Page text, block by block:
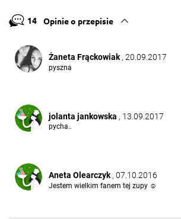
14 Opinie o przepisie
Żaneta Frąckowiak, 20.09.2017
pyszna
jolanta jankowska , 13.09.2017
pycha..
Aneta Olearczyk, 07.10.2016
Jestem wielkim fanem tej zupy ☺